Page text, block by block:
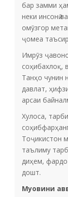
бар замми
неки инсонӣ
омӯзгор
ҷомеа
Имрӯз
соҳибахлоқ,
Танҳо чунин
давлат,
арсаи
Хулоса,
Тоҷикистон
таълиму
диҳем,
дошт.
Муовини